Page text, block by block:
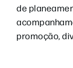
de
promoção,